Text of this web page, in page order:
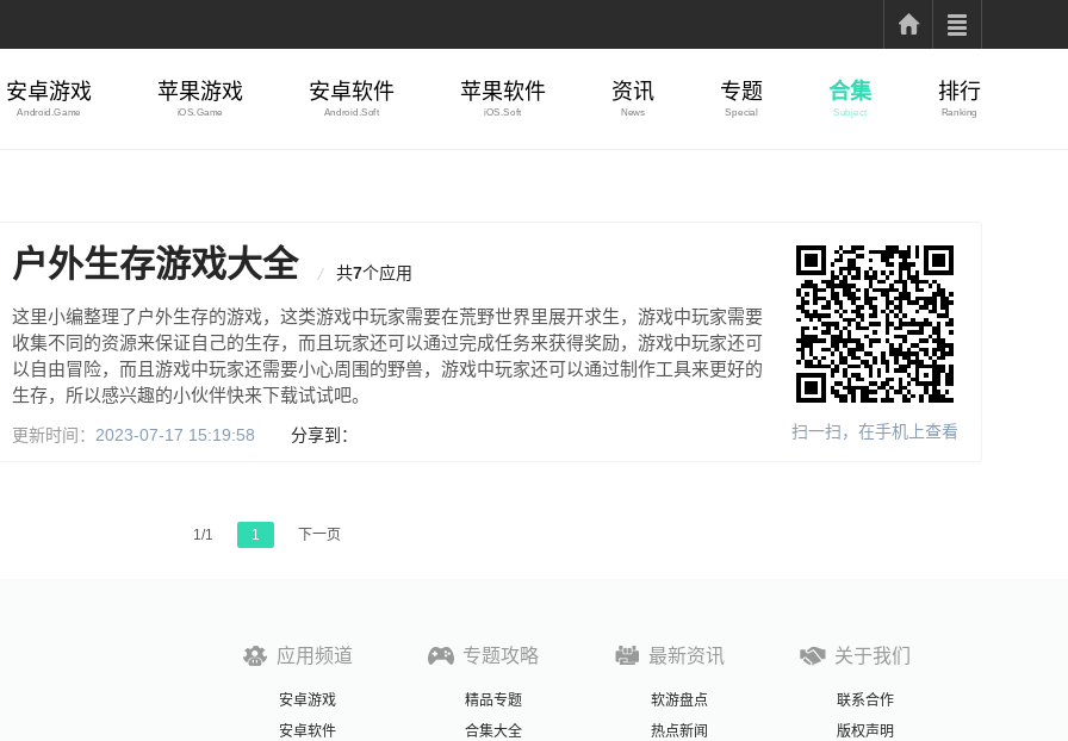
安卓游戏
Android.Game
苹果游戏
iOS.Game
安卓软件
Android.Soft
苹果软件
iOS.Soft
资讯
News
专题
Special
合集
Subject
排行
Ranking
户外生存游戏大全 共7个应用
这里小编整理了户外生存的游戏，这类游戏中玩家需要在荒野世界里展开求生，游戏中玩家需要
收集不同的资源来保证自己的生存，而且玩家还可以通过完成任务来获得奖励，游戏中玩家还可
以自由冒险，而且游戏中玩家还需要小心周围的野兽，游戏中玩家还可以通过制作工具来更好的
生存，所以感兴趣的小伙伴快来下载试试吧。
更新时间： 2023-07-17 15:19:58 分享到： 扫一扫，在手机上查看
1/1 1 下一页
应用频道
安卓游戏
安卓软件
专题攻略
精品专题
合集大全
最新资讯
软游盘点
热点新闻
关于我们
联系合作
版权声明